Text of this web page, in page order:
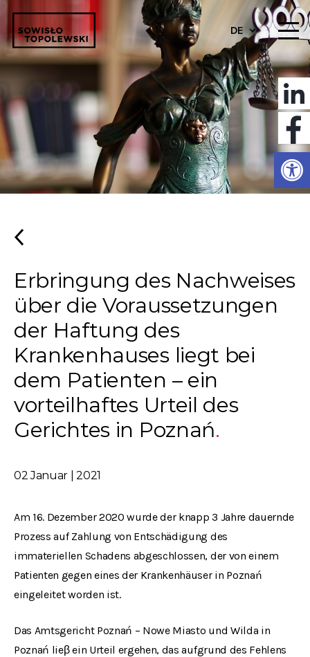
DE
Erbringung des Nachweises
über die Voraussetzungen
der Haftung des
Krankenhauses liegt bei
dem Patienten – ein
vorteilhaftes Urteil des
Gerichtes in Poznań
02 Januar | 2021
Am 16. Dezember 2020 wurde der knapp 3 Jahre dauernde
Prozess auf Zahlung von Entschädigung des
immateriellen Schadens abgeschlossen, der von einem
Patienten gegen eines der Krankenhäuser in Poznań
eingeleitet worden ist.
Das Amtsgericht Poznań – Nowe Miasto und Wilda in
Poznań lieβ ein Urteil ergehen, das aufgrund des Fehlens